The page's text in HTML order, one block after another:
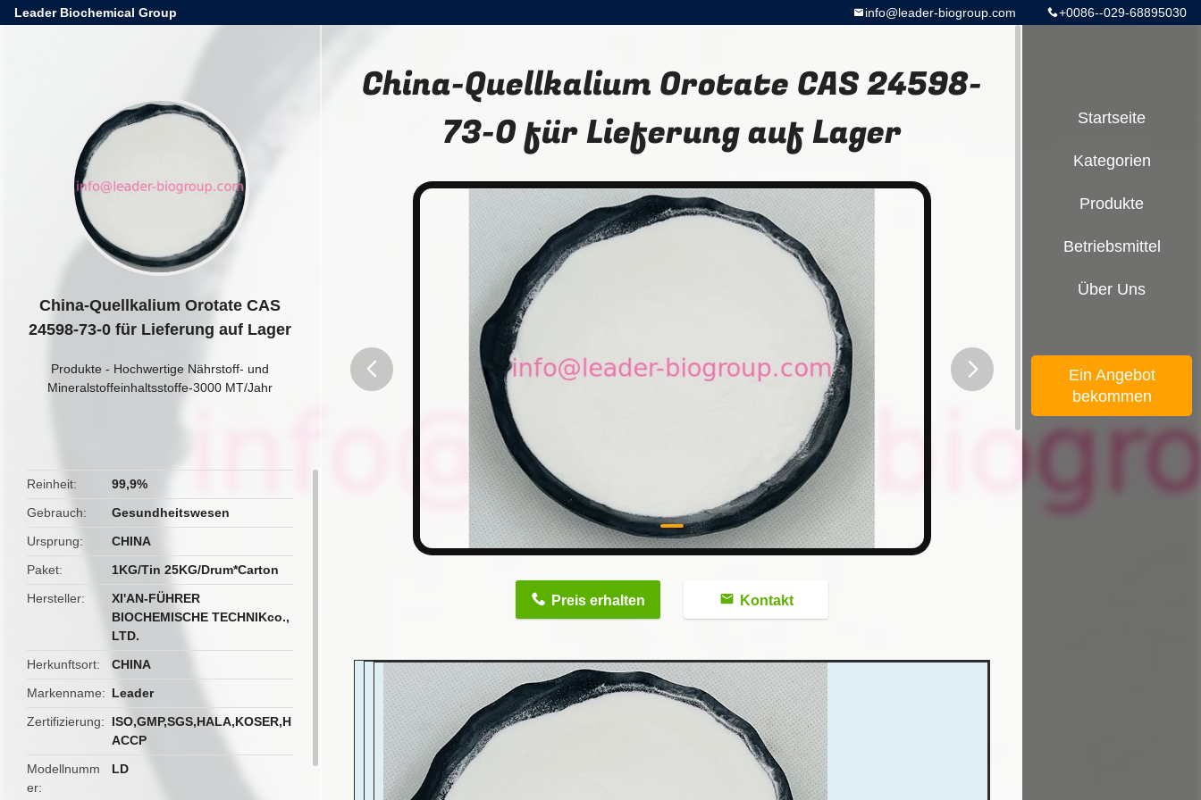
Leader Biochemical Group +0086--029-68895030
info@leader-biogroup.com
China-Quellkalium Orotate CAS
24598-73-0 für Lieferung auf Lager
Produkte - Hochwertige Nährstoff- und
Mineralstoffeinhaltsstoffe-3000 MT/Jahr
Reinheit
99,9%
Gebrauch
Gesundheitswesen
Ursprung
CHINA
Paket
1KG/Tin 25KG/Drum*Carton
Hersteller
XI'AN-FÜHRER
BIOCHEMISCHE TECHNIKco.,
LTD.
Herkunftsort
CHINA
Markenname
Leader
Zertifizierung
ISO,GMP,SGS,HALA,KOSER,H
ACCP
Modellnumm
er
LD
China-Quellkalium Orotate CAS 24598-
73-0 für Lieferung auf Lager
Preis erhalten Kontakt
Startseite
Kategorien
Produkte
Betriebsmittel
Über Uns
Ein Angebot
bekommen